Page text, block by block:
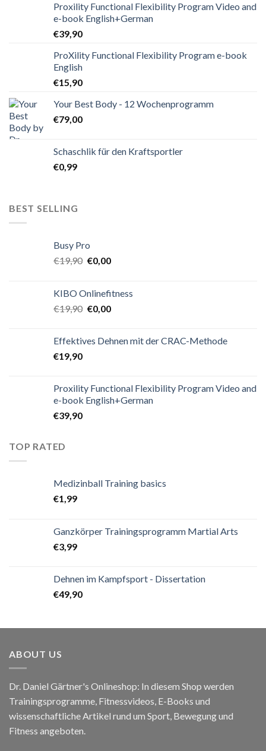
Proxility Functional Flexibility Program Video and
e-book English+German
€39,90
ProXility Functional Flexibility Program e-book
English
€15,90
Your Best Body - 12 Wochenprogramm
€79,00
Schaschlik für den Kraftsportler
€0,99
BEST SELLING
Busy Pro
€19,90 €0,00
KIBO Onlinefitness
€19,90 €0,00
Effektives Dehnen mit der CRAC-Methode
€19,90
Proxility Functional Flexibility Program Video and
e-book English+German
€39,90
TOP RATED
Medizinball Training basics
€1,99
Ganzkörper Trainingsprogramm Martial Arts
€3,99
Dehnen im Kampfsport - Dissertation
€49,90
ABOUT US
Dr. Daniel Gärtner's Onlineshop: In diesem Shop werden
Trainingsprogramme, Fitnessvideos, E-Books und
wissenschaftliche Artikel rund um Sport, Bewegung und
Fitness angeboten.